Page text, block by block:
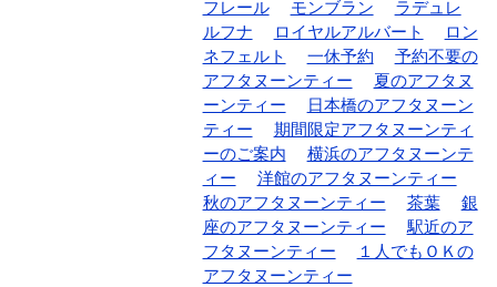
フレール
モンブラン
ラデュレ
ルフナ
ロイヤルアルバート
ロン
ネフェルト
一休予約
予約不要の
アフタヌーンティー
夏のアフタヌ
ーンティー
日本橋のアフタヌーン
ティー
期間限定アフタヌーンティ
ーのご案内
横浜のアフタヌーンテ
ィー
洋館のアフタヌーンティー
秋のアフタヌーンティー
茶葉
銀
座のアフタヌーンティー
駅近のア
フタヌーンティー
１人でもＯＫの
アフタヌーンティー